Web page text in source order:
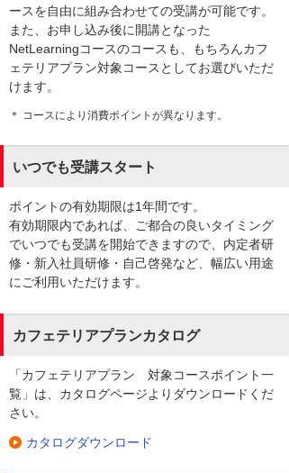
ースを自由に組み合わせての受講が可能です。
また、お申し込み後に開講となった
NetLearningコースのコースも、もちろんカフ
ェテリアプラン対象コースとしてお選びいただ
けます。
＊ コースにより消費ポイントが異なります。
いつでも受講スタート
ポイントの有効期限は1年間です。
有効期限内であれば、ご都合の良いタイミング
でいつでも受講を開始できますので、内定者研
修・新入社員研修・自己啓発など、幅広い用途
にご利用いただけます。
カフェテリアプランカタログ
「カフェテリアプラン 対象コースポイント一
覧」は、カタログページよりダウンロードくだ
さい。
カタログダウンロード